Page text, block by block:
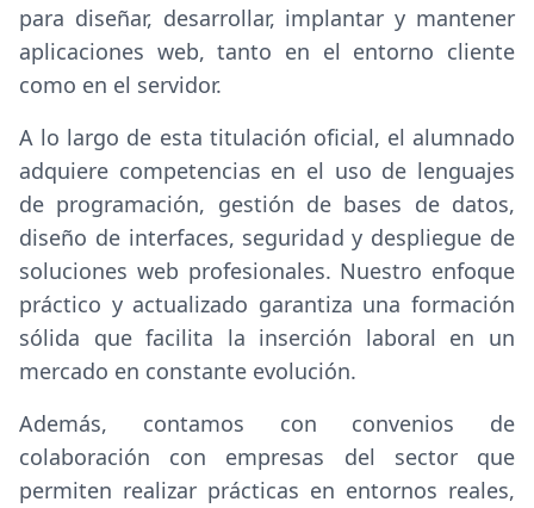
para diseñar, desarrollar, implantar y mantener
aplicaciones web, tanto en el entorno cliente
como en el servidor.
A lo largo de esta titulación oficial, el alumnado
adquiere competencias en el uso de lenguajes
de programación, gestión de bases de datos,
diseño de interfaces, seguridad y despliegue de
soluciones web profesionales. Nuestro enfoque
práctico y actualizado garantiza una formación
sólida que facilita la inserción laboral en un
mercado en constante evolución.
Además, contamos con convenios de
colaboración con empresas del sector que
permiten realizar prácticas en entornos reales,